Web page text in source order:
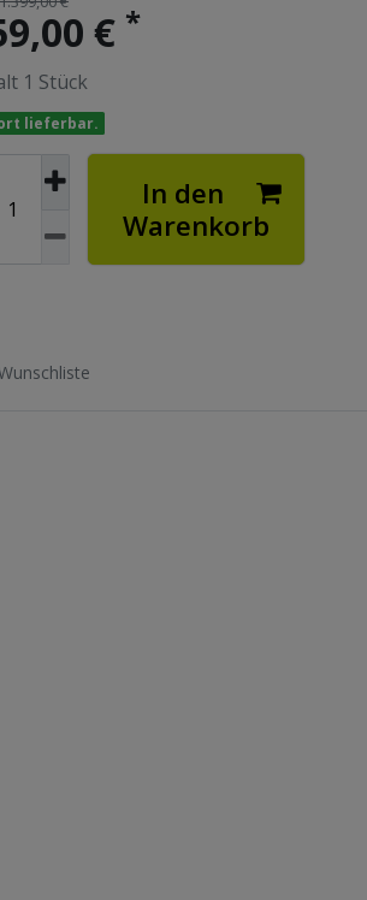
€ *
1 Stück
lieferbar.
In den
Warenkorb